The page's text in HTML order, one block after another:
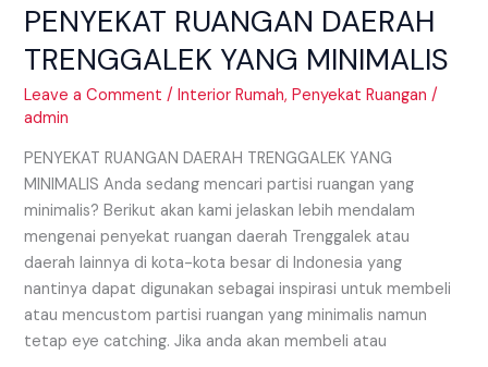
PENYEKAT RUANGAN DAERAH
TRENGGALEK YANG MINIMALIS
Leave a Comment /Interior Rumah,Penyekat Ruangan /
admin
PENYEKAT RUANGAN DAERAH TRENGGALEK YANG
MINIMALIS Anda sedang mencari partisi ruangan yang
minimalis? Berikut akan kami jelaskan lebih mendalam
mengenai penyekat ruangan daerah Trenggalek atau
daerah lainnya di kota-kota besar di Indonesia yang
nantinya dapat digunakan sebagai inspirasi untuk membeli
atau mencustom partisi ruangan yang minimalis namun
tetap eye catching. Jika anda akan membeli atau